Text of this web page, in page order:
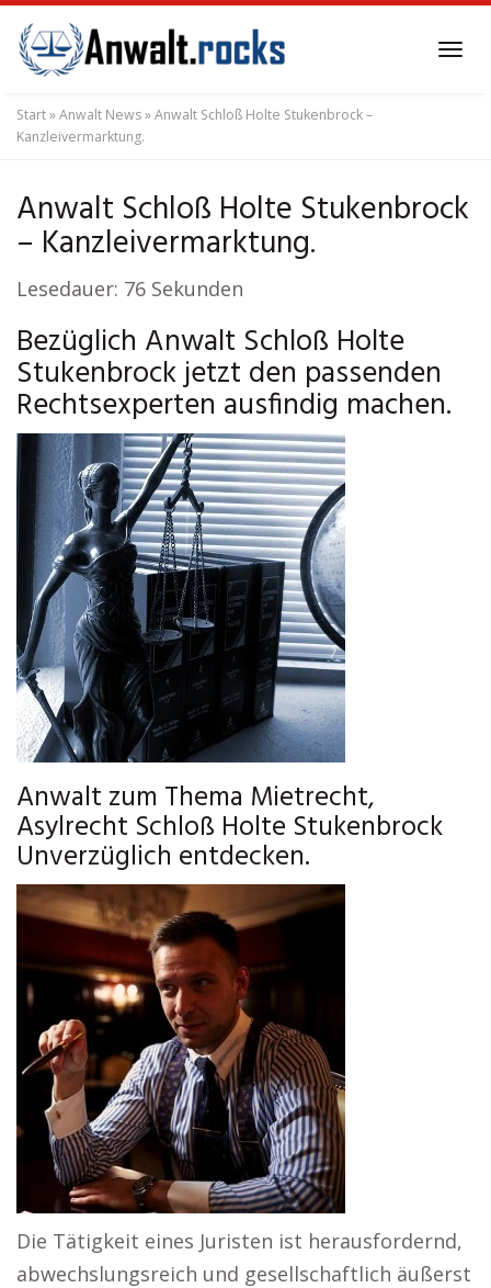
to
main
content
Start»Anwalt News»Anwalt Schloß Holte Stukenbrock –
Kanzleivermarktung.
Anwalt Schloß Holte Stukenbrock
– Kanzleivermarktung.
Lesedauer: 76 Sekunden
Bezüglich Anwalt Schloß Holte
Stukenbrock jetzt den passenden
Rechtsexperten ausfindig machen.
Anwalt zum Thema Mietrecht,
Asylrecht Schloß Holte Stukenbrock
Unverzüglich entdecken.
Die Tätigkeit eines Juristen ist herausfordernd,
abwechslungsreich und gesellschaftlich äußerst